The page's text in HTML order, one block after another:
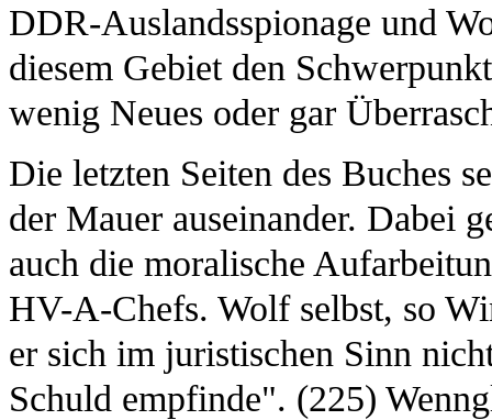
DDR-Auslandsspionage und
diesem Gebiet den
wenig Neues oder gar
Die letzten Seiten des Buches
der Mauer auseinander. Dabei
auch die moralische
HV-A-Chefs. Wolf selbst, so
er sich im juristischen Sinn
Schuld empfinde". (225)